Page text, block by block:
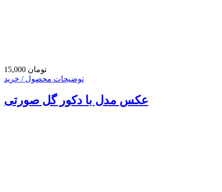
15,000 تومان
توضیحات محصول / خرید
عکس مدل با دکور گل صورتی